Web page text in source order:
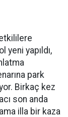
yeni yapıldı,
park
Birkaç kez
son anda
illa bir kaza